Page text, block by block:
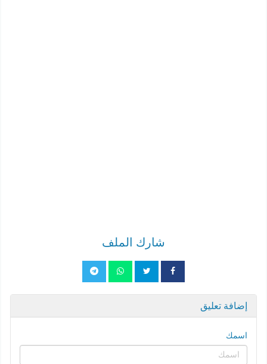
شارك الملف
إضافة تعليق
اسمك